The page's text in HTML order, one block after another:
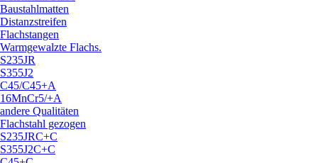
Baustahlmatten
Distanzstreifen
Flachstangen
Warmgewalzte Flachs.
S235JR
S355J2
C45/C45+A
16MnCr5/+A
andere Qualitäten
Flachstahl gezogen
S235JRC+C
S355J2C+C